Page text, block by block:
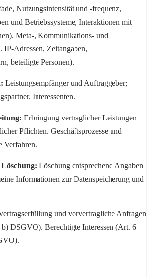
Nutzungsintensität und -frequenz,
und Betriebssysteme, Interaktionen mit
Meta-, Kommunikations- und
IP-Adressen, Zeitangaben,
beteiligte Personen).
Leistungsempfänger und Auftraggeber;
Interessenten.
Erbringung vertraglicher Leistungen
Pflichten. Geschäftsprozesse und
Verfahren.
Löschung entsprechend Angaben
Informationen zur Datenspeicherung und
und vorvertragliche Anfragen
DSGVO). Berechtigte Interessen (Art. 6